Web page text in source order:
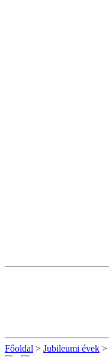
Főoldal > Jubileumi évek >